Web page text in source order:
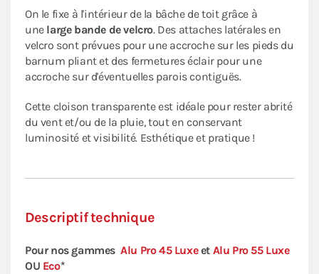
On le fixe à l'intérieur de la bâche de toit grâce à
unelarge bande de velcro. Des attaches latérales en
velcro sont prévues pour une accroche sur les pieds du
barnum pliant et des fermetures éclair pour une
accroche sur d'éventuelles parois contiguës.
Cette cloison transparente est idéale pour rester abrité
du vent et/ou de la pluie, tout en conservant
luminosité et visibilité. Esthétique et pratique !
Descriptif technique
Pour nos gammes Alu Pro 45 Luxeet Alu Pro 55 Luxe
OU Eco*